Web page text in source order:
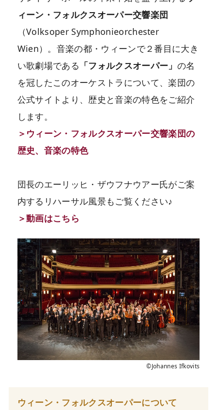
ィーン・フォルクスオーパー交響楽団
（Volksoper Symphonieorchester
Wien）。音楽の都・ウィーンで２番目に大き
い歌劇場である 「フォルクスオーパー」 の名
を冠したこのオーケストラについて、楽団の
公式サイトより、歴史と音楽の特色をご紹介
します。
＞ウィーン・フォルクスオーパー交響楽団の
歴史、音楽の特色
団長のエーリッヒ・ザウフナウアー氏がご案
内するリハーサル風景もご覧ください♪
＞動画はこちら
©Johannes Ifkovits
ウィーン・フォルクスオーパーについて